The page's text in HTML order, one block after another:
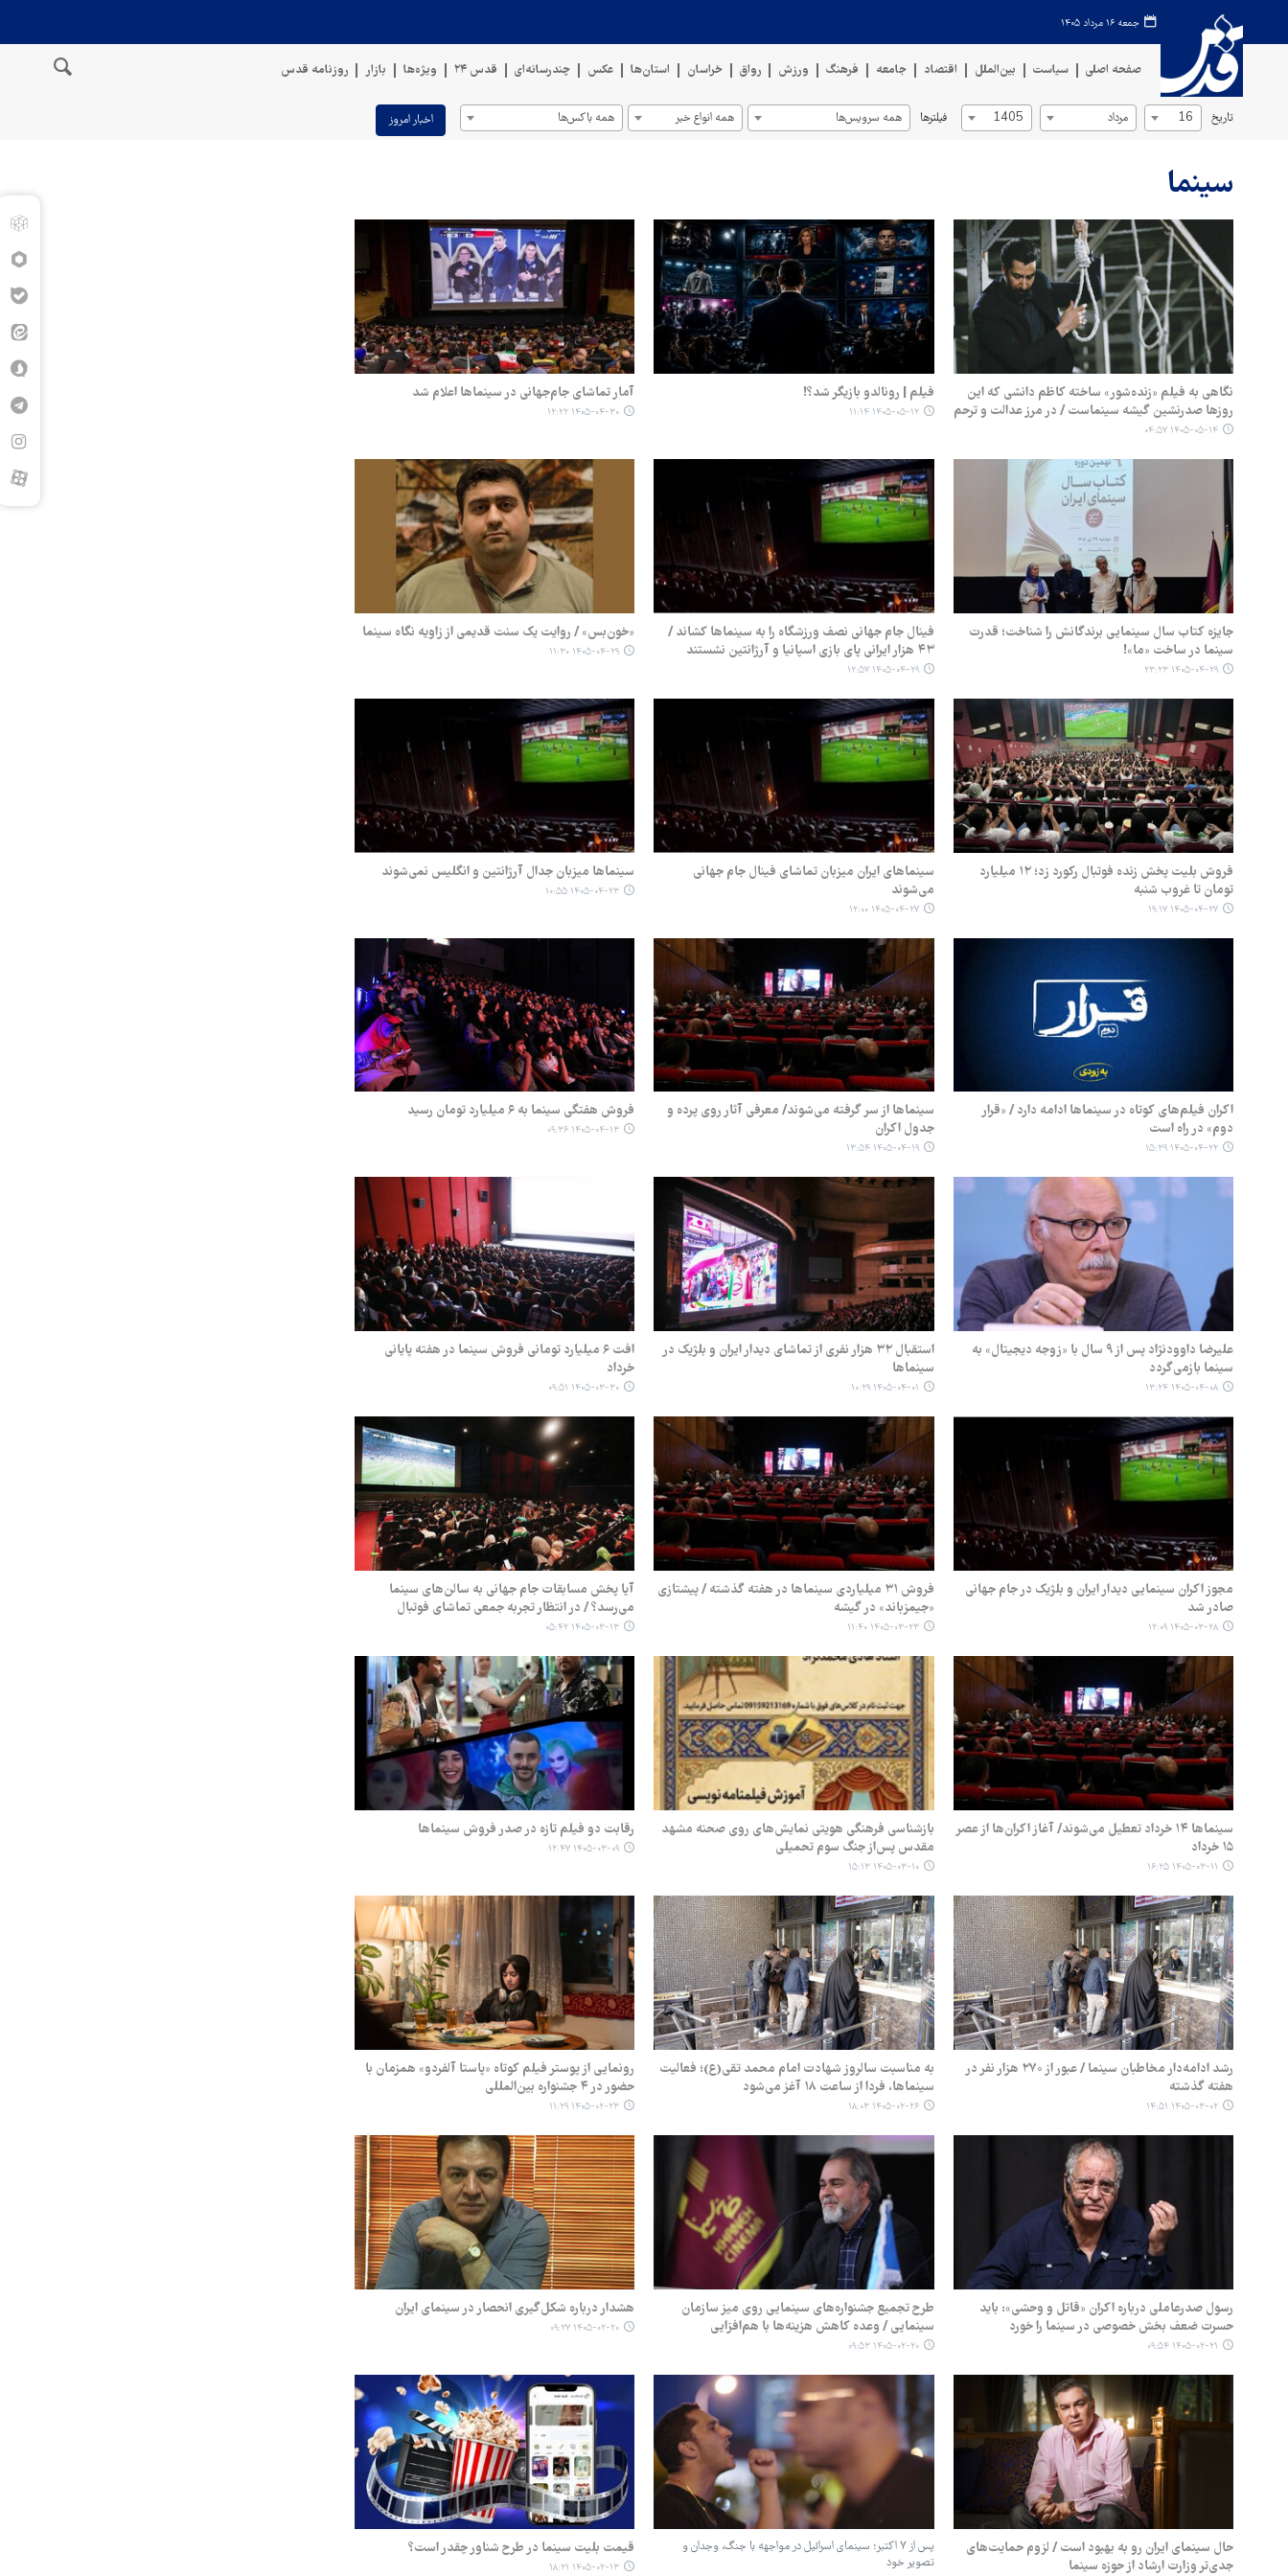
جمعه ۱۶ مرداد ۱۴۰۵
صفحه اصلی سیاست بین‌الملل اقتصاد جامعه فرهنگ ورزش رواق خراسان استان‌ها عکس چندرسانه‌ای قدس ۲۴ ویژه‌ها بازار روزنامه قدس
تاریخ 16 مرداد 1405 فیلترها همه سرویس‌ها همه انواع خبر همه باکس‌ها اخبار امروز
سینما
نگاهی به فیلم «زنده‌شور» ساخته کاظم دانشی که این
روزها صدرنشین گیشه سینماست / در مرز عدالت و ترحم
۱۴۰۵-۰۵-۱۴ ۰۴:۵۷
فیلم | رونالدو بازیگر شد؟!
۱۴۰۵-۰۵-۱۲ ۱۱:۱۴
آمار تماشای جام‌جهانی در سینماها اعلام شد
۱۴۰۵-۰۴-۳۰ ۱۲:۲۲
جایزه کتاب سال سینمایی برندگانش را شناخت؛ قدرت
سینما در ساخت «ما»!
۱۴۰۵-۰۴-۲۹ ۲۳:۲۳
فینال جام جهانی نصف ورزشگاه را به سینماها کشاند /
۴۳ هزار ایرانی پای بازی اسپانیا و آرژانتین نشستند
۱۴۰۵-۰۴-۲۹ ۱۲:۵۷
«خون‌بس» / روایت یک سنت قدیمی از زاویه نگاه سینما
۱۴۰۵-۰۴-۲۹ ۱۱:۳۰
فروش بلیت پخش زنده فوتبال رکورد زد؛ ۱۲ میلیارد
تومان تا غروب شنبه
۱۴۰۵-۰۴-۲۷ ۱۹:۱۷
سینماهای ایران میزبان تماشای فینال جام جهانی
می‌شوند
۱۴۰۵-۰۴-۲۷ ۱۲:۰۰
سینماها میزبان جدال آرژانتین و انگلیس نمی‌شوند
۱۴۰۵-۰۴-۲۳ ۱۰:۵۵
اکران فیلم‌های کوتاه در سینماها ادامه دارد / «قرار
دوم» در راه است
۱۴۰۵-۰۴-۲۲ ۱۵:۳۹
سینماها از سر گرفته می‌شوند/ معرفی آثار روی پرده و
جدول اکران
۱۴۰۵-۰۴-۱۹ ۱۳:۵۴
فروش هفتگی سینما به ۶ میلیارد تومان رسید
۱۴۰۵-۰۴-۱۳ ۰۹:۳۶
علیرضا داوودنژاد پس از ۹ سال با «زوجه دیجیتال» به
سینما بازمی‌گردد
۱۴۰۵-۰۴-۰۸ ۱۳:۲۴
استقبال ۳۲ هزار نفری از تماشای دیدار ایران و بلژیک در
سینماها
۱۴۰۵-۰۴-۰۱ ۱۰:۲۹
افت ۶ میلیارد تومانی فروش سینما در هفته پایانی
خرداد
۱۴۰۵-۰۳-۳۰ ۰۹:۵۱
مجوز اکران سینمایی دیدار ایران و بلژیک در جام جهانی
صادر شد
۱۴۰۵-۰۳-۲۸ ۱۲:۰۹
فروش ۳۱ میلیاردی سینماها در هفته گذشته / پیشتازی
«جیمزباند» در گیشه
۱۴۰۵-۰۳-۲۳ ۱۱:۴۰
آیا پخش مسابقات جام جهانی به سالن‌های سینما
می‌رسد؟ / در انتظار تجربه جمعی تماشای فوتبال
۱۴۰۵-۰۳-۱۳ ۰۵:۴۲
سینماها ۱۴ خرداد تعطیل می‌شوند/ آغاز اکران‌ها از عصر
۱۵ خرداد
۱۴۰۵-۰۳-۱۱ ۱۶:۲۵
بازشناسی فرهنگی هویتی نمایش‌های روی صحنه مشهد
مقدس پس‌از جنگ سوم تحمیلی
۱۴۰۵-۰۳-۱۰ ۱۵:۱۳
رقابت دو فیلم تازه در صدر فروش سینماها
۱۴۰۵-۰۳-۰۹ ۱۲:۴۷
رشد ادامه‌دار مخاطبان سینما / عبور از ۲۷۰ هزار نفر در
هفته گذشته
۱۴۰۵-۰۳-۰۲ ۱۴:۵۱
به مناسبت سالروز شهادت امام محمد تقی(ع)؛ فعالیت
سینماها، فردا از ساعت ۱۸ آغز می‌شود
۱۴۰۵-۰۲-۲۶ ۱۸:۰۳
رونمایی از پوستر فیلم کوتاه «پاستا آلفردو» همزمان با
حضور در ۴ جشنواره بین‌المللی
۱۴۰۵-۰۲-۲۳ ۱۱:۲۹
رسول صدرعاملی درباره اکران «قاتل و وحشی»: باید
حسرت ضعف بخش خصوصی در سینما را خورد
۱۴۰۵-۰۲-۲۱ ۰۹:۵۴
طرح تجمیع جشنواره‌های سینمایی روی میز سازمان
سینمایی / وعده کاهش هزینه‌ها با هم‌افزایی
۱۴۰۵-۰۲-۲۰ ۰۹:۵۳
هشدار درباره شکل‌گیری انحصار در سینمای ایران
۱۴۰۵-۰۲-۲۰ ۰۹:۲۷
حال سینمای ایران رو به بهبود است / لزوم حمایت‌های
جدی‌تر وزارت ارشاد از حوزه سینما
پس از ۷ اکتبر؛ سینمای اسرائیل در مواجهه با جنگ، وجدان و
تصویر خود
قیمت بلیت سینما در طرح شناور چقدر است؟
۱۴۰۵-۰۲-۱۳ ۱۸:۲۱